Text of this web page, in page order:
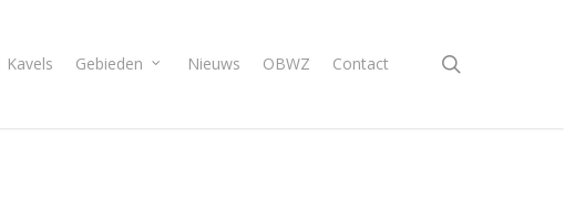
Kavels Gebieden Nieuws OBWZ Contact